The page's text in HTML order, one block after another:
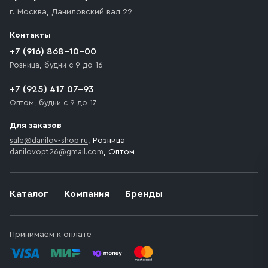
которое максимально близко к месту запланированной
движения. Если на территории места назначения
доставки предусмотрен платный въезд, то Покупателю
необходимо компенсировать стоимость въезда
Каталог Компания Бренды
Принимаем к оплате
г. Москва, Даниловский вал 22
Контакты
+7 (916) 868-10-00
Розница, будни с 9 до 16
+7 (925) 417 07-93
Оптом, будни с 9 до 17
Для заказов
sale@danilov-shop.ru, Розница
danilovopt26@gmail.com, Оптом